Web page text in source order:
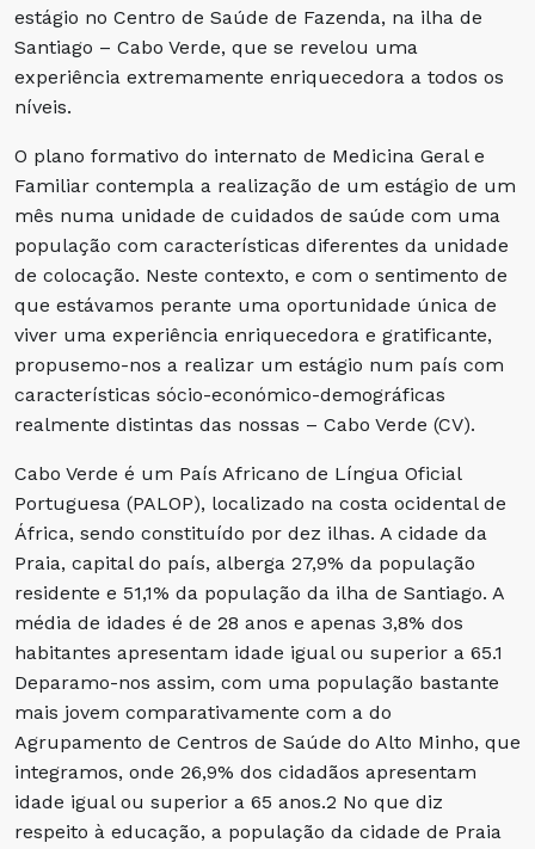
estágio no Centro de Saúde de Fazenda, na ilha de
Santiago – Cabo Verde, que se revelou uma
experiência extremamente enriquecedora a todos os
níveis.
O plano formativo do internato de Medicina Geral e
Familiar contempla a realização de um estágio de um
mês numa unidade de cuidados de saúde com uma
população com características diferentes da unidade
de colocação. Neste contexto, e com o sentimento de
que estávamos perante uma oportunidade única de
viver uma experiência enriquecedora e gratificante,
propusemo-nos a realizar um estágio num país com
características sócio-económico-demográficas
realmente distintas das nossas – Cabo Verde (CV).
Cabo Verde é um País Africano de Língua Oficial
Portuguesa (PALOP), localizado na costa ocidental de
África, sendo constituído por dez ilhas. A cidade da
Praia, capital do país, alberga 27,9% da população
residente e 51,1% da população da ilha de Santiago. A
média de idades é de 28 anos e apenas 3,8% dos
habitantes apresentam idade igual ou superior a 65.1
Deparamo-nos assim, com uma população bastante
mais jovem comparativamente com a do
Agrupamento de Centros de Saúde do Alto Minho, que
integramos, onde 26,9% dos cidadãos apresentam
idade igual ou superior a 65 anos.2 No que diz
respeito à educação, a população da cidade de Praia